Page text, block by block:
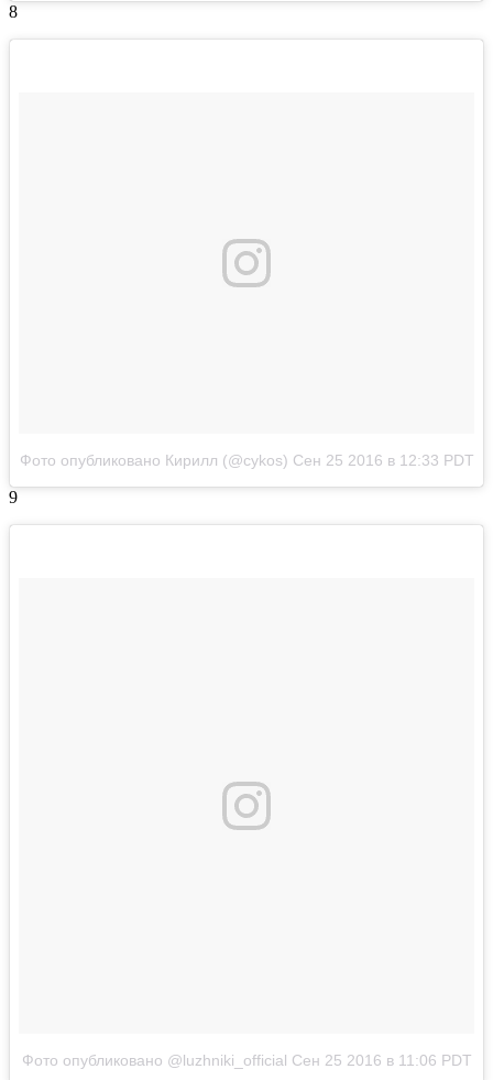
8
Фото опубликовано Кирилл (@cykos) Сен 25 2016 в 12:33 PDT
9
Фото опубликовано @luzhniki_official Сен 25 2016 в 11:06 PDT